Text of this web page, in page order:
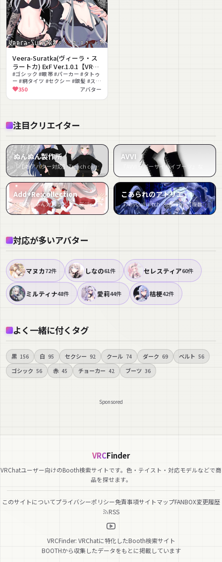
Veera-Suratka(ヴィーラ・ス
ラートカ) ExF Ver.1.0.1【VRC
想定オリジナル3Dモデル】
#ゴシック #眼帯 #パーカー #タトゥ
ー #網タイツ #セクシー #銀髪 #スチ
ームパンク #ダーク #着替え
350 アバター
注目クリエイター
ぬんぬん製作所
『【49アバター対応】Trench coat』など12件
AVVI
Add+Re:collection
『舞夜ちゃん対応フルコーデ♡present for you』など4件
こあられのアトリエ
『Abyssal Witch -Seaborn-【複数対応】』など4件
対応が多いアバター
マヌカ72件 しなの61件 セレスティア60件
ミルティナ48件 愛莉44件 桔梗42件
よく一緒に付くタグ
黒 156 白 95 セクシー 92 クール 74 ダーク 69 ベルト 56
ゴシック 56 赤 45 チョーカー 42 ブーツ 36
Sponsored
VRCFinder
VRChatユーザー向けのBooth検索サイトです。色・テイスト・対応モデルなどで商
品を探せます。
このサイトについてプライバシーポリシー免責事項サイトマップFANBOX変更履歴
RSS
VRCFinder: VRChatに特化したBooth検索サイト
BOOTHから収集したデータをもとに掲載しています